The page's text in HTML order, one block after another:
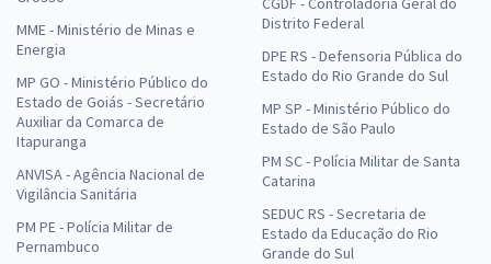
MME - Ministério de Minas e
Energia
MP GO - Ministério Público do
Estado de Goiás - Secretário
Auxiliar da Comarca de
Itapuranga
ANVISA - Agência Nacional de
Vigilância Sanitária
PM PE - Polícia Militar de
Pernambuco
Distrito Federal
DPE RS - Defensoria Pública do
Estado do Rio Grande do Sul
MP SP - Ministério Público do
Estado de São Paulo
PM SC - Polícia Militar de Santa
Catarina
SEDUC RS - Secretaria de
Estado da Educação do Rio
Grande do Sul